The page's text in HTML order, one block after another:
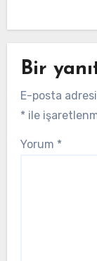
Bir
E-posta
* ile
Yorum *